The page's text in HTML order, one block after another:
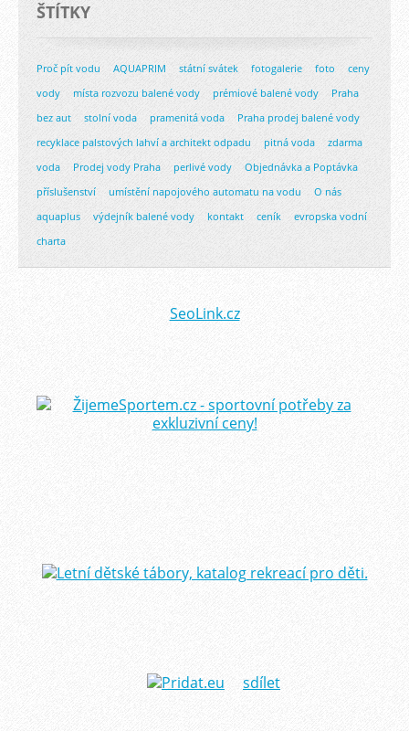
ŠTÍTKY
Proč pít vodu AQUAPRIM státní svátek fotogalerie foto
ceny
vody
místa rozvozu balené vody prémiové balené vody
Praha
bez aut
stolní voda pramenitá voda
Praha prodej balené vody
recyklace palstových lahví a architekt odpadu
pitná voda
zdarma
voda
Prodej vody Praha perlivé vody
Objednávka a Poptávka
příslušenství
umístění napojového automatu na vodu
O nás
aquaplus
výdejník balené vody kontakt ceník
evropska vodní
charta
SeoLink.cz
sdílet